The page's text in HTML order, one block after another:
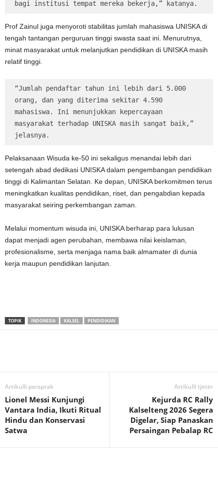
bagi institusi tempat mereka bekerja,” katanya.
Prof Zainul juga menyoroti stabilitas jumlah mahasiswa UNISKA di
tengah tantangan perguruan tinggi swasta saat ini. Menurutnya,
minat masyarakat untuk melanjutkan pendidikan di UNISKA masih
relatif tinggi.
“Jumlah pendaftar tahun ini lebih dari 5.000
orang, dan yang diterima sekitar 4.590
mahasiswa. Ini menunjukkan kepercayaan
masyarakat terhadap UNISKA masih sangat baik,”
jelasnya.
Pelaksanaan Wisuda ke-50 ini sekaligus menandai lebih dari
setengah abad dedikasi UNISKA dalam pengembangan pendidikan
tinggi di Kalimantan Selatan. Ke depan, UNISKA berkomitmen terus
meningkatkan kualitas pendidikan, riset, dan pengabdian kepada
masyarakat seiring perkembangan zaman.
Melalui momentum wisuda ini, UNISKA berharap para lulusan
dapat menjadi agen perubahan, membawa nilai keislaman,
profesionalisme, serta menjaga nama baik almamater di dunia
kerja maupun pendidikan lanjutan.
TOPIK INDONESIA KALSEL PENDIDIKAN
Artikulli paraprak
Lionel Messi Kunjungi
Vantara India, Ikuti Ritual
Hindu dan Konservasi
Satwa
Artikulli tjetër
Kejurda RC Rally
Kalselteng 2026 Segera
Digelar, Siap Panaskan
Persaingan Pebalap RC